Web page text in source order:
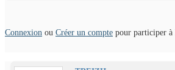
Connexion ou Créer un compte pour participer à